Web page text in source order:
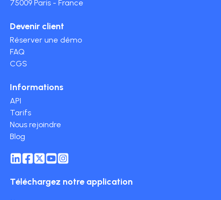
75009 Paris - France
Devenir client
Réserver une démo
FAQ
CGS
Informations
API
Tarifs
Nous rejoindre
Blog
Téléchargez notre application